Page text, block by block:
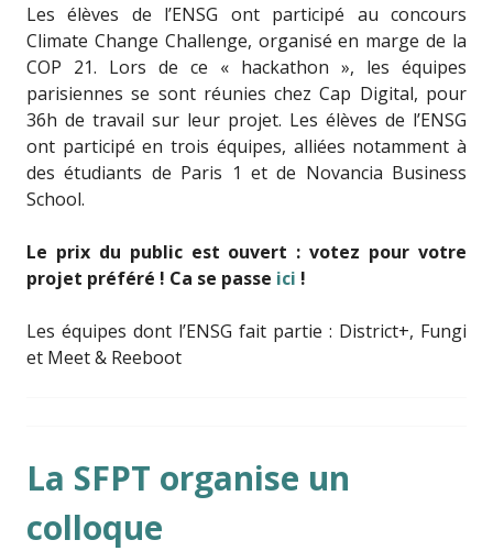
Les élèves de l’ENSG ont participé au concours
Climate Change Challenge, organisé en marge de la
COP 21. Lors de ce « hackathon », les équipes
parisiennes se sont réunies chez Cap Digital, pour
36h de travail sur leur projet. Les élèves de l’ENSG
ont participé en trois équipes, alliées notamment à
des étudiants de Paris 1 et de Novancia Business
School.
Le prix du public est ouvert : votez pour votre
projet préféré ! Ca se passe ici !
Les équipes dont l’ENSG fait partie : District+, Fungi
et Meet & Reeboot
La SFPT organise un
colloque